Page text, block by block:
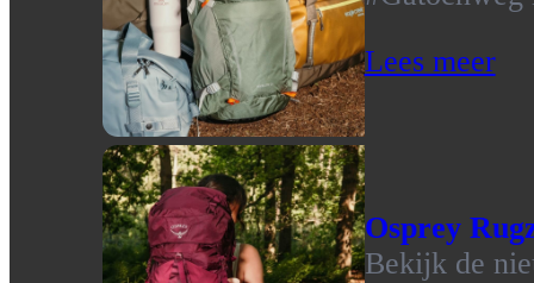
Lees meer
Osprey
Bekijk de